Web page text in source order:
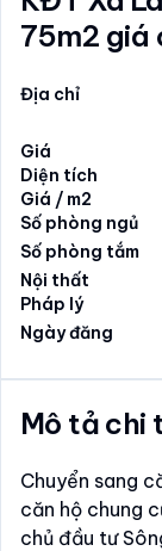
75m2 giá
Địa chỉ
Giá
Diện tích
Giá / m2
Số phòng ngủ
Số phòng tắm
Nội thất
Pháp lý
Ngày đăng
Mô tả chi
Chuyển sang
căn hộ chung
chủ đầu tư